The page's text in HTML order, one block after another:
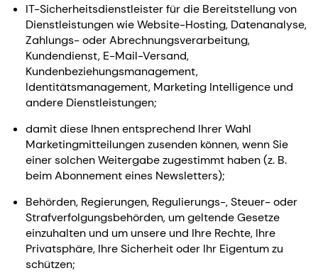
IT-Sicherheitsdienstleister für die Bereitstellung von
Dienstleistungen wie Website-Hosting, Datenanalyse,
Zahlungs- oder Abrechnungsverarbeitung,
Kundendienst, E-Mail-Versand,
Kundenbeziehungsmanagement,
Identitätsmanagement, Marketing Intelligence und
andere Dienstleistungen;
damit diese Ihnen entsprechend Ihrer Wahl
Marketingmitteilungen zusenden können, wenn Sie
einer solchen Weitergabe zugestimmt haben (z. B.
beim Abonnement eines Newsletters);
Behörden, Regierungen, Regulierungs-, Steuer- oder
Strafverfolgungsbehörden, um geltende Gesetze
einzuhalten und um unsere und Ihre Rechte, Ihre
Privatsphäre, Ihre Sicherheit oder Ihr Eigentum zu
schützen;